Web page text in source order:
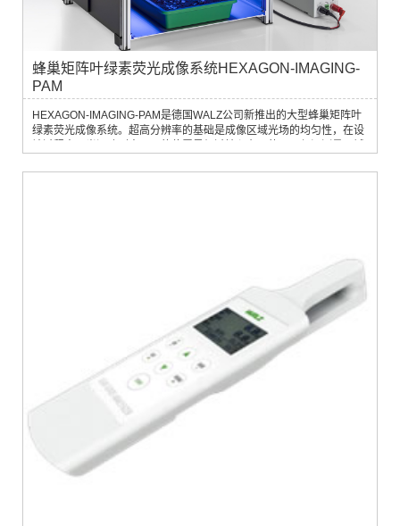
蜂巢矩阵叶绿素荧光成像系统HEXAGON-IMAGING-
PAM
HEXAGON-IMAGING-PAM是德国WALZ公司新推出的大型蜂巢矩阵叶
绿素荧光成像系统。超高分辨率的基础是成像区域光场的均匀性，在设
底。